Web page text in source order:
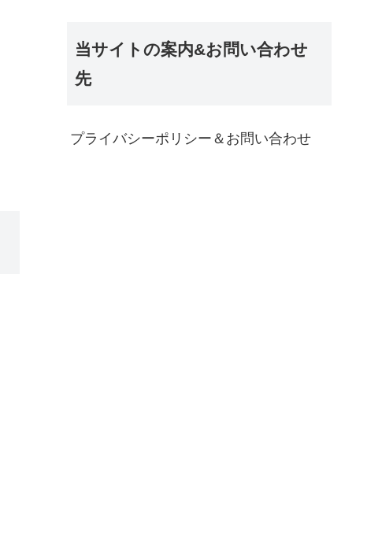
当サイトの案内&お問い合わせ
先
プライバシーポリシー＆お問い合わせ